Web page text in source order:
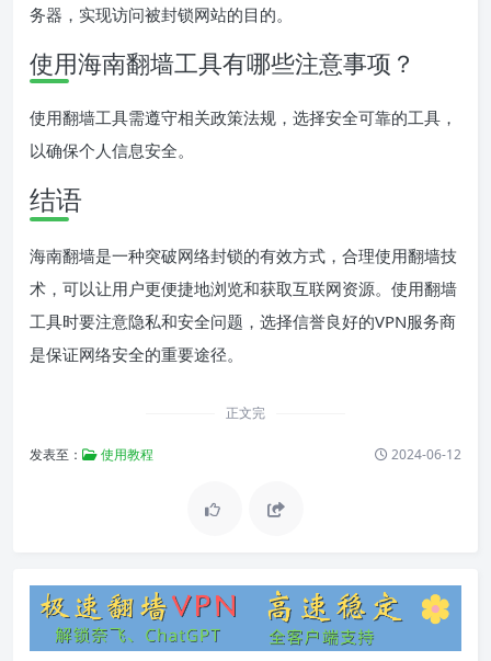
务器，实现访问被封锁网站的目的。
使用海南翻墙工具有哪些注意事项？
使用翻墙工具需遵守相关政策法规，选择安全可靠的工具，
以确保个人信息安全。
结语
海南翻墙是一种突破网络封锁的有效方式，合理使用翻墙技
术，可以让用户更便捷地浏览和获取互联网资源。使用翻墙
工具时要注意隐私和安全问题，选择信誉良好的VPN服务商
是保证网络安全的重要途径。
正文完
发表至： 使用教程 2024-06-12